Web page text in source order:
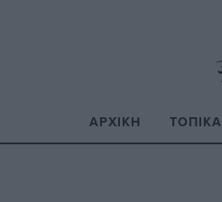
ΑΡΧΙΚΉ ΤΟΠΙΚΆ